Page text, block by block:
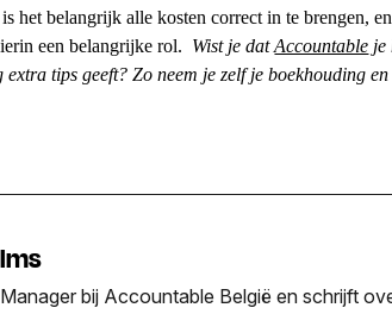
het belangrijk alle kosten correct in te brengen,
een belangrijke rol. Wist je datAccountable je
tips geeft? Zo neem je zelf je boekhouding
bij Accountable België en schrijft